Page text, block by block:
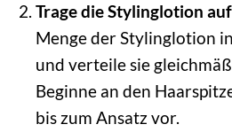
Trage die Stylinglotion
Menge der Stylinglotion
und verteile sie
Beginne an den
bis zum Ansatz vor.